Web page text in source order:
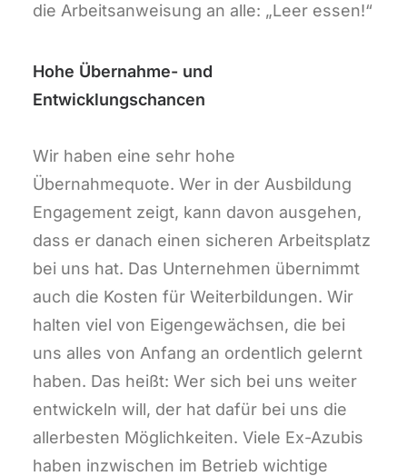
die Arbeitsanweisung an alle: „Leer essen!“
Hohe Übernahme- und
Entwicklungschancen
Wir haben eine sehr hohe
Übernahmequote. Wer in der Ausbildung
Engagement zeigt, kann davon ausgehen,
dass er danach einen sicheren Arbeitsplatz
bei uns hat. Das Unternehmen übernimmt
auch die Kosten für Weiterbildungen. Wir
halten viel von Eigengewächsen, die bei
uns alles von Anfang an ordentlich gelernt
haben. Das heißt: Wer sich bei uns weiter
entwickeln will, der hat dafür bei uns die
allerbesten Möglichkeiten. Viele Ex-Azubis
haben inzwischen im Betrieb wichtige